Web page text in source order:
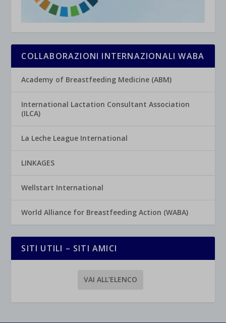
COLLABORAZIONI INTERNAZIONALI WABA
Academy of Breastfeeding Medicine (ABM)
International Lactation Consultant Association
(ILCA)
La Leche League International
LINKAGES
Wellstart International
World Alliance for Breastfeeding Action (WABA)
SITI UTILI – SITI AMICI
VAI ALL’ELENCO